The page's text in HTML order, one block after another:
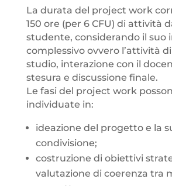
La durata del project work
150 ore (per 6 CFU) di attività
studente, considerando il suo
complessivo ovvero l’attività
studio, interazione con il
stesura e discussione finale.
Le fasi del project work
individuate in:
ideazione del progetto e la
condivisione;
costruzione di obiettivi
valutazione di coerenza tra